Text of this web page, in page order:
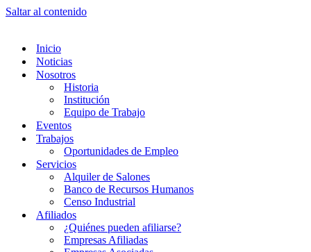
Saltar al contenido
Inicio
Noticias
Nosotros
Historia
Institución
Equipo de Trabajo
Eventos
Trabajos
Oportunidades de Empleo
Servicios
Alquiler de Salones
Banco de Recursos Humanos
Censo Industrial
Afiliados
¿Quiénes pueden afiliarse?
Empresas Afiliadas